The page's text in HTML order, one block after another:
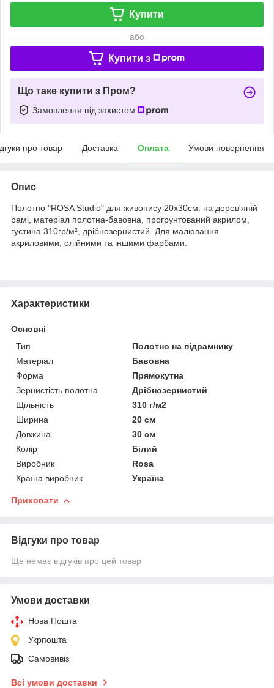
Купити
або
Купити з
Що таке купити з Пром?
Замовлення під захистом
про товар Доставка Оплата Умови повернення
Опис
Полотно "ROSA Studio" для живопису 20х30см. на дерев'яній
рамі, матеріал полотна-бавовна, прогрунтований акрилом,
густина 310гр/м², дрібнозернистий. Для малювання
акриловими, олійними та іншими фарбами.
Характеристики
Основні
Тип
Полотно на підрамнику
Матеріал
Бавовна
Форма
Прямокутна
Зернистість полотна
Дрібнозернистий
Щільність
310 г/м2
Ширина
20 см
Довжина
30 см
Колір
Білий
Виробник
Rosa
Країна виробник
Україна
Приховати
Відгуки про товар
Ще немає відгуків про цей товар
Умови доставки
Нова Пошта
Укрпошта
Самовивіз
Всі умови доставки